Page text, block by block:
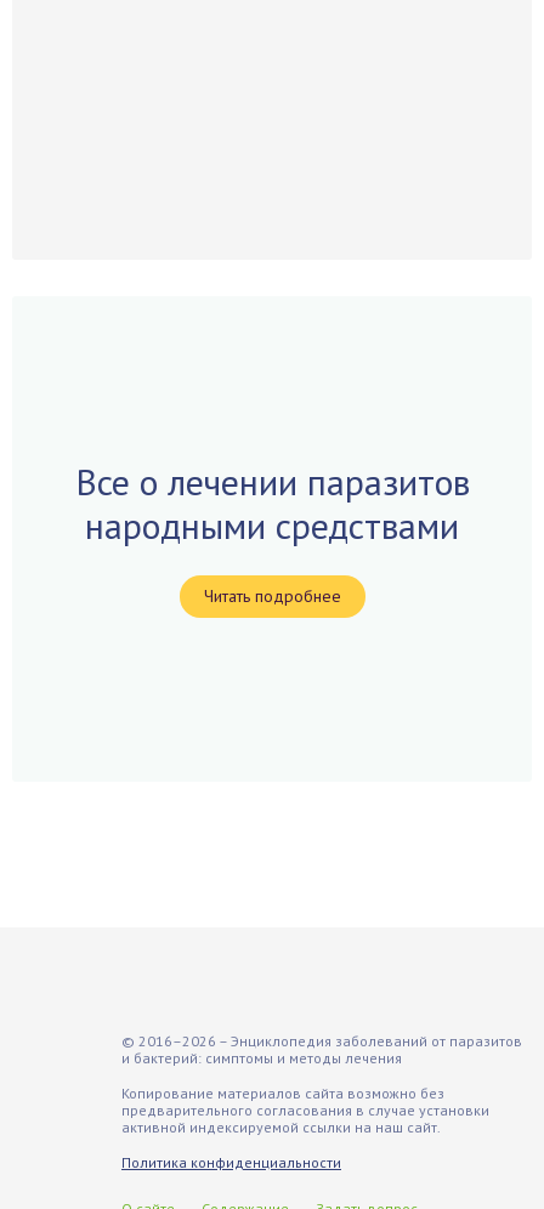
Все о лечении паразитов
народными средствами
Читать подробнее
© 2016–2026 – Энциклопедия заболеваний от паразитов
и бактерий: симптомы и методы лечения
Копирование материалов сайта возможно без
предварительного согласования в случае установки
активной индексируемой ссылки на наш сайт.
Политика конфиденциальности